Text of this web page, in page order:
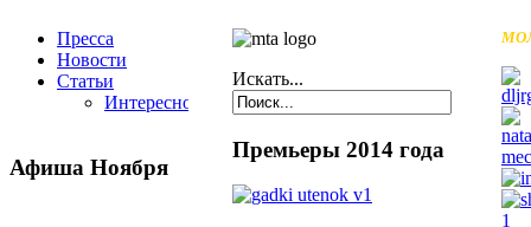
Пресса
Новости
Статьи
Интересное
Афиша Ноября
Искать...
Премьеры 2014 года